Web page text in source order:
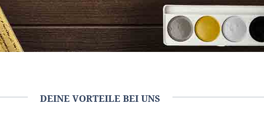
DEINE VORTEILE BEI UNS